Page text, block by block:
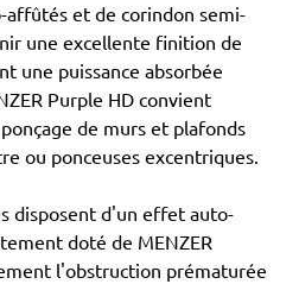
affûtés et de corindon semi-
une excellente finition de
une puissance absorbée
Purple HD convient
de murs et plafonds
ou ponceuses excentriques.
disposent d'un effet auto-
doté de MENZER
l'obstruction prématurée